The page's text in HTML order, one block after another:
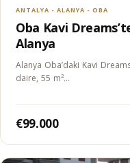
ANTALYA - ALANYA - OBA
Oba Kavi
Alanya
Alanya Oba’daki Kavi
daire, 55 m²…
€99.000